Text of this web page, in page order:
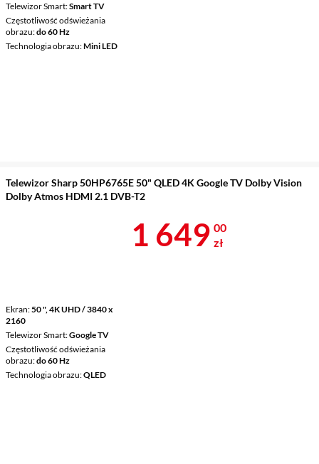
Telewizor Smart Smart TV
Częstotliwość odświeżania
obrazu do 60 Hz
Technologia obrazu Mini LED
Telewizor Sharp 50HP6765E 50" QLED 4K Google TV Dolby Vision
Dolby Atmos HDMI 2.1 DVB-T2
Ekran 50 ", 4K UHD / 3840 x
2160
Telewizor Smart Google TV
Częstotliwość odświeżania
obrazu do 60 Hz
Technologia obrazu QLED
Cena 1 649 zł
1 649 00
zł